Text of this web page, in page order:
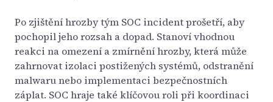
Po zjištění hrozby tým SOC incident prošetří, aby
pochopil jeho rozsah a dopad. Stanoví vhodnou
reakci na omezení a zmírnění hrozby, která může
zahrnovat izolaci postižených systémů, odstranění
malwaru nebo implementaci bezpečnostních
záplat. SOC hraje také klíčovou roli při koordinaci